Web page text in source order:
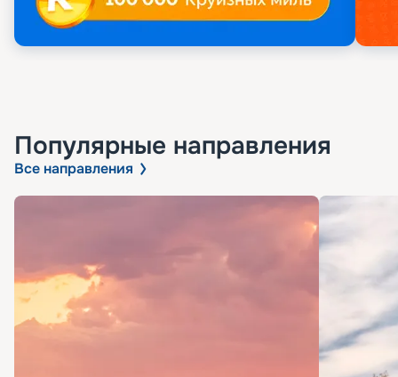
Популярные направления
Все направления